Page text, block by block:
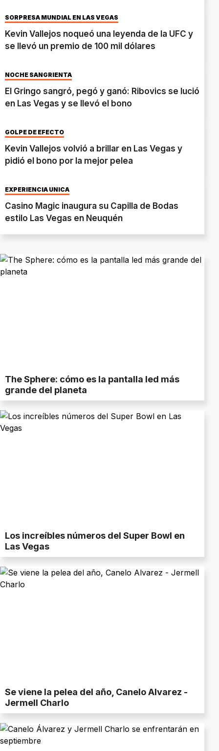
SORPRESA MUNDIAL EN LAS VEGAS
Kevin Vallejos noqueó una leyenda de la UFC y
se llevó un premio de 100 mil dólares
NOCHE SANGRIENTA
El Gringo sangró, pegó y ganó: Ribovics se lució
en Las Vegas y se llevó el bono
GOLPE DE EFECTO
Kevin Vallejos volvió a brillar en Las Vegas y
pidió el bono por la mejor pelea
EXPERIENCIA ÚNICA
Casino Magic inaugura su Capilla de Bodas
estilo Las Vegas en Neuquén
The Sphere: cómo es la pantalla led más
grande del planeta
Los increíbles números del Super Bowl en
Las Vegas
Se viene la pelea del año, Canelo Alvarez -
Jermell Charlo